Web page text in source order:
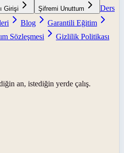
Girişi Şifremi Unuttum
Ders
Blog
Garantili Eğitim
Sözleşmesi
Gizlilik Politikası
an, istediğin yerde çalış.